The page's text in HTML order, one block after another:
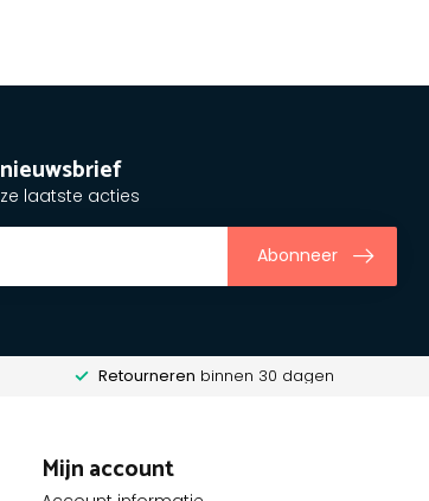
laatste acties
Abonneer
Retourneren binnen 30 dagen
Mijn account